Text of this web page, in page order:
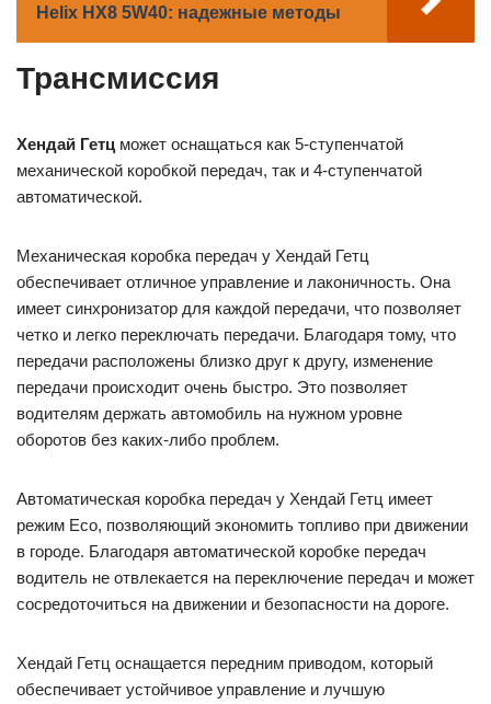
Helix HX8 5W40: надежные методы
Трансмиссия
Хендай Гетц может оснащаться как 5-ступенчатой
механической коробкой передач, так и 4-ступенчатой
автоматической.
Механическая коробка передач у Хендай Гетц
обеспечивает отличное управление и лаконичность. Она
имеет синхронизатор для каждой передачи, что позволяет
четко и легко переключать передачи. Благодаря тому, что
передачи расположены близко друг к другу, изменение
передачи происходит очень быстро. Это позволяет
водителям держать автомобиль на нужном уровне
оборотов без каких-либо проблем.
Автоматическая коробка передач у Хендай Гетц имеет
режим Eco, позволяющий экономить топливо при движении
в городе. Благодаря автоматической коробке передач
водитель не отвлекается на переключение передач и может
сосредоточиться на движении и безопасности на дороге.
Хендай Гетц оснащается передним приводом, который
обеспечивает устойчивое управление и лучшую